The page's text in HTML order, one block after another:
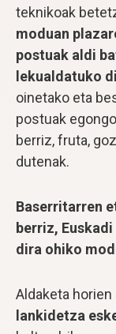
teknikoak
moduan
postuak aldi
lekualdatuko
oinetako eta
postuak
berriz, fruta,
dutenak.
Baserritarren
berriz,
dira ohiko
Aldaketa
lankidetza